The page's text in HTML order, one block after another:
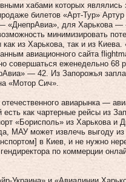
хабами которых являлись
билетов «Арт-Тур»
«ДнепрАвиа», для Харькова —
минимизировать
из Харькова, так и из
авиационного сайта
совершаться еженедельно 68
— 42. Из Запорожья
«Мотор Сич».
авиарынка —
как чартерные рейсы из
«Борисполь» из Харькова и
МАУ может извлечь выгоду
в Киев, и не нужно
по коммерции